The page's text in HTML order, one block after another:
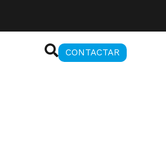
CONTACTAR